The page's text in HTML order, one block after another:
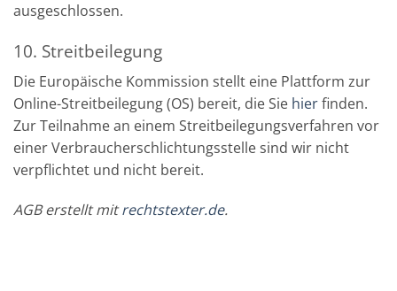
ausgeschlossen.
10. Streitbeilegung
Die Europäische Kommission stellt eine Plattform zur
Online-Streitbeilegung (OS) bereit, die Sie hierfinden.
Zur Teilnahme an einem Streitbeilegungsverfahren vor
einer Verbraucherschlichtungsstelle sind wir nicht
verpflichtet und nicht bereit.
AGB erstellt mitrechtstexter.de.